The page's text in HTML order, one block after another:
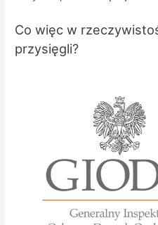
Co więc w
przysięgli?